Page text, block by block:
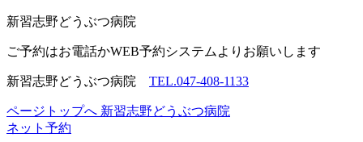
新習志野どうぶつ病院
ご予約はお電話かWEB予約システムよりお願いします
新習志野どうぶつ病院 TEL.047-408-1133
ページトップへ 新習志野どうぶつ病院
ネット予約